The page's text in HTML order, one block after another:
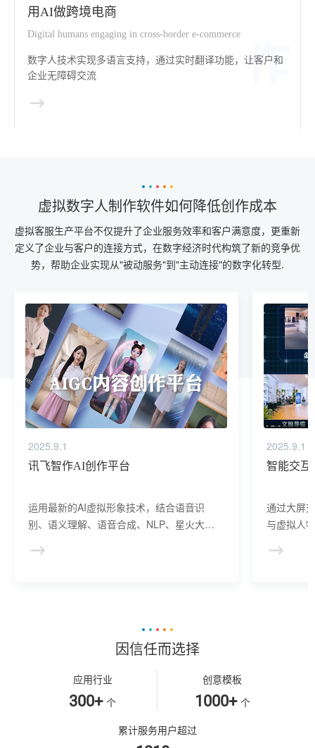
用AI做跨境电商
Digital humans engaging in cross-border e-commerce
数字人技术实现多语言支持，通过实时翻译功能，让客户和
企业无障碍交流
虚拟数字人制作软件如何降低创作成本
虚拟客服生产平台不仅提升了企业服务效率和客户满意度，更重新
定义了企业与客户的连接方式，在数字经济时代构筑了新的竞争优
势，帮助企业实现从"被动服务"到"主动连接"的数字化转型.
2025.9.1
讯飞智作AI创作平台
运用最新的AI虚拟形象技术，结合语音识
别、语义理解、语音合成、NLP、星火大模
建、AI驱动、多模态交互的多场景虚拟人产
2025.9.1
智能交互
通过大屏
与虚拟人
景，可广
因信任而选择
应用行业
300+ 个
创意模板
1000+ 个
累计服务用户超过